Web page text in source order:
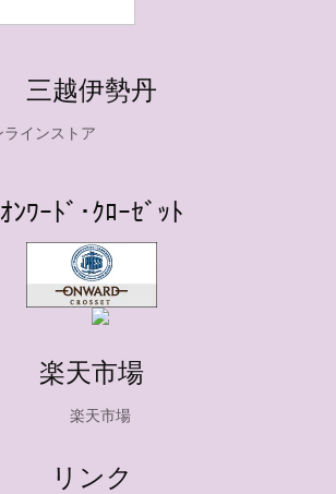
三越伊勢丹
ｵﾝﾜｰﾄﾞ･ｸﾛｰｾﾞｯﾄ
楽天市場
リンク